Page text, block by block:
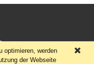
optimieren, werden
der Webseite